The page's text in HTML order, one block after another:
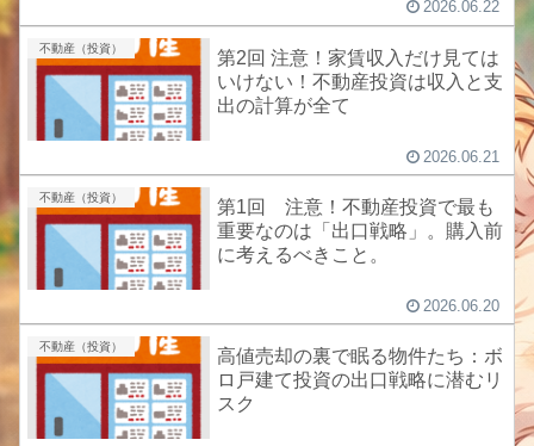
2026.06.22
不動産（投資）
第2回 注意！家賃収入だけ見ては
いけない！不動産投資は収入と支
出の計算が全て
2026.06.21
不動産（投資）
第1回 注意！不動産投資で最も
重要なのは「出口戦略」。購入前
に考えるべきこと。
2026.06.20
不動産（投資）
高値売却の裏で眠る物件たち：ボ
ロ戸建て投資の出口戦略に潜むリ
スク